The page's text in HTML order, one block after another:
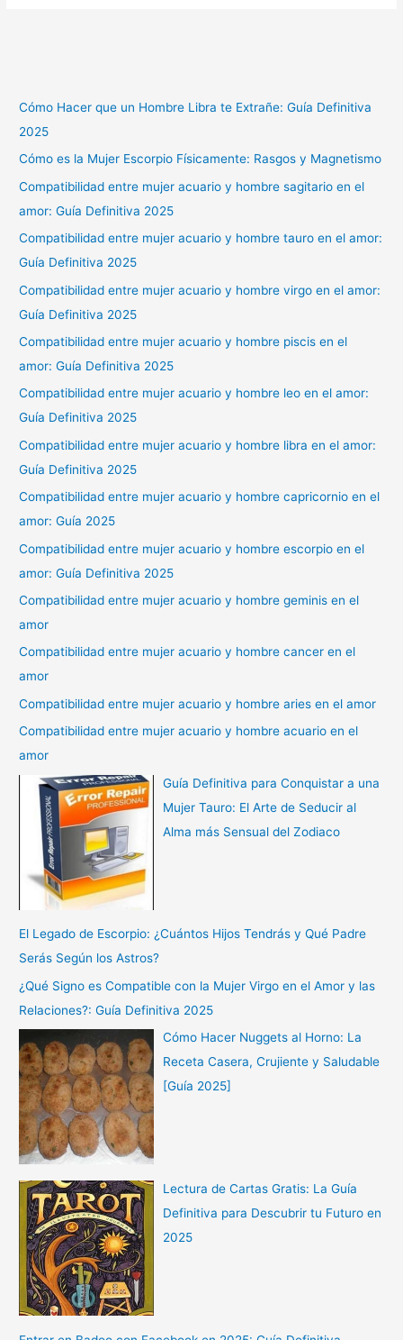
Cómo Hacer que un Hombre Libra te Extrañe: Guía Definitiva
2025
Cómo es la Mujer Escorpio Físicamente: Rasgos y Magnetismo
Compatibilidad entre mujer acuario y hombre sagitario en el
amor: Guía Definitiva 2025
Compatibilidad entre mujer acuario y hombre tauro en el amor:
Guía Definitiva 2025
Compatibilidad entre mujer acuario y hombre virgo en el amor:
Guía Definitiva 2025
Compatibilidad entre mujer acuario y hombre piscis en el
amor: Guía Definitiva 2025
Compatibilidad entre mujer acuario y hombre leo en el amor:
Guía Definitiva 2025
Compatibilidad entre mujer acuario y hombre libra en el amor:
Guía Definitiva 2025
Compatibilidad entre mujer acuario y hombre capricornio en el
amor: Guía 2025
Compatibilidad entre mujer acuario y hombre escorpio en el
amor: Guía Definitiva 2025
Compatibilidad entre mujer acuario y hombre geminis en el
amor
Compatibilidad entre mujer acuario y hombre cancer en el
amor
Compatibilidad entre mujer acuario y hombre aries en el amor
Compatibilidad entre mujer acuario y hombre acuario en el
amor
Guía Definitiva para Conquistar a una
Mujer Tauro: El Arte de Seducir al
Alma más Sensual del Zodiaco
El Legado de Escorpio: ¿Cuántos Hijos Tendrás y Qué Padre
Serás Según los Astros?
¿Qué Signo es Compatible con la Mujer Virgo en el Amor y las
Relaciones?: Guía Definitiva 2025
Cómo Hacer Nuggets al Horno: La
Receta Casera, Crujiente y Saludable
[Guía 2025]
Lectura de Cartas Gratis: La Guía
Definitiva para Descubrir tu Futuro en
2025